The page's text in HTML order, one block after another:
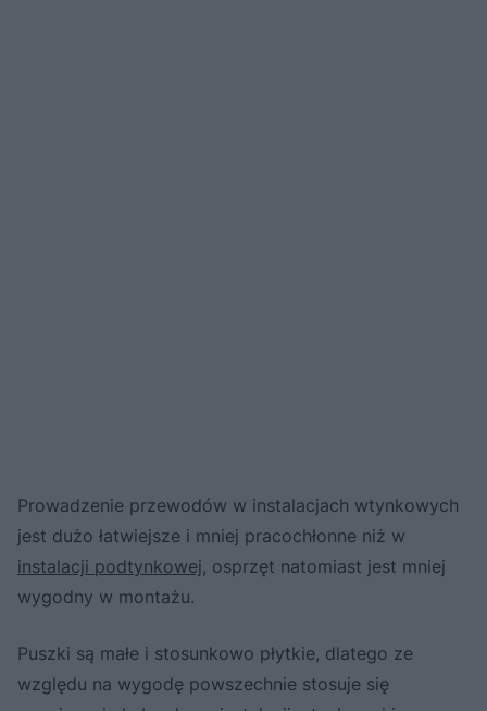
Prowadzenie przewodów w instalacjach wtynkowych
jest dużo łatwiejsze i mniej pracochłonne niż w
instalacji podtynkowej, osprzęt natomiast jest mniej
wygodny w montażu.
Puszki są małe i stosunkowo płytkie, dlatego ze
względu na wygodę powszechnie stosuje się